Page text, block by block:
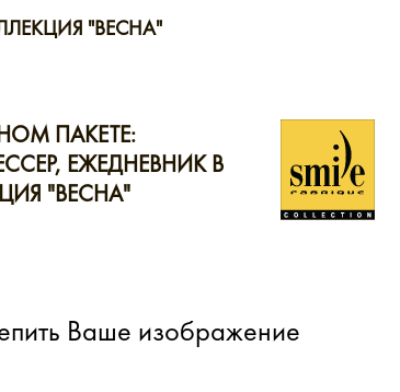
"ВЕСНА"
ПАКЕТЕ:
ЕЖЕДНЕВНИК В
"ВЕСНА"
Ваше изображение